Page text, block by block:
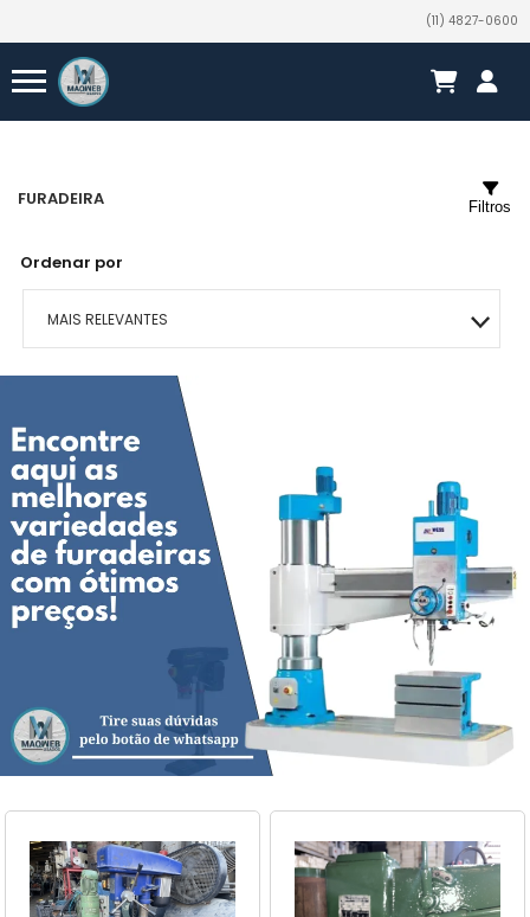
(11) 4827-0600
FURADEIRA
Ordenar por
MAIS RELEVANTES
MAIS VENDIDOS
A - Z
Filtros